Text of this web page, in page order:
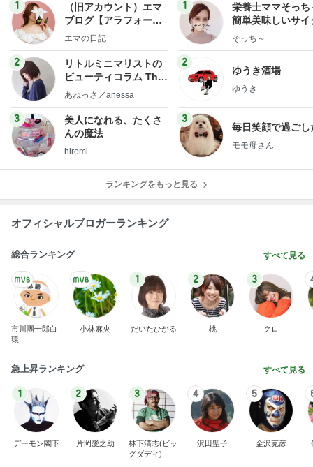
1
（旧アカウント）エマ
ブログ【アラフォー会
社売却セカンドライ
エマの日記
2
リトルミニマリストの
ビューティコラム The
little minimalist's bea
あねっさ／anessa
3
美人になれる、たくさ
んの魔法
hiromi
1
栄養士ママそっち
簡単美味しいサイ
献立
そっち～
2
ゆうき酒場
ゆうき
3
毎日笑顔で過ごし
モモ母さん
ランキングをもっと見る
オフィシャルブロガーランキング
総合ランキング すべて見る
市川團十郎白
猿
小林麻央
1
だいたひかる
2
桃
3
クロ
急上昇ランキング すべて見る
1
デーモン閣下
2
片岡愛之助
3
林下清志(ビッ
グダディ)
4
沢田聖子
5
金沢克彦